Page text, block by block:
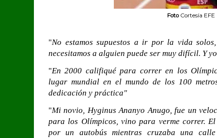
FotoCortesía EFE
"No estamos supuestos a ir por la vida
necesitamos a alguien puede ser muy difícil. Y
"En 2000 califiqué para correr en los
lugar mundial en el mundo de los 100
dedicación y práctica"
"Mi novio, Hyginus Ananyo Anugo, fue un
para los Olímpicos, vino para verme correr.
por un autobús mientras cruzaba una